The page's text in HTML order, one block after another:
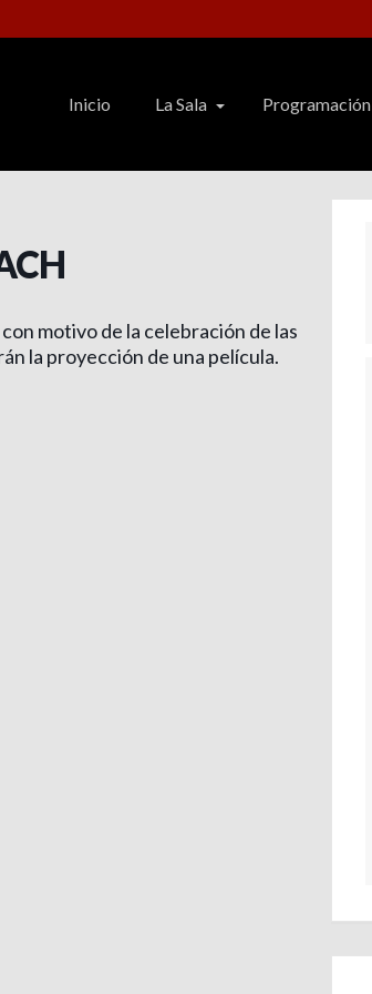
Inicio La Sala Programación
motivo de la celebración de las
la proyección de una película.